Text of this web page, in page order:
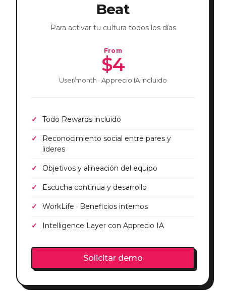
Beat
Para activar tu cultura todos los días
From
$4
User/month · Apprecio IA incluido
Todo Rewards incluido
Reconocimiento social entre pares y
lideres
Objetivos y alineación del equipo
Escucha continua y desarrollo
WorkLife · Beneficios internos
Intelligence Layer con Apprecio IA
Solicitar demo